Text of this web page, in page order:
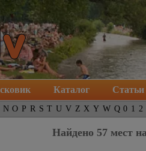
Каталог Статьи
N O P R S T U V Z X Y W Q 0 1 2
Найдено 57 мест